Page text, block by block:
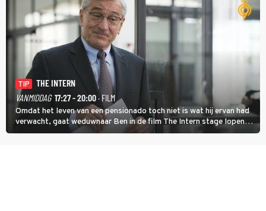
TIP
THE INTERN
VANMIDDAG 17:27 - 20:00· FILM
Omdat het leven van een pensionado toch niet is wat hij ervan had
verwacht, gaat weduwnaar Ben in de film The Intern stage lopen
bij de hippe webwinkel van Jules, wat een gouden zet blijkt te zijn.